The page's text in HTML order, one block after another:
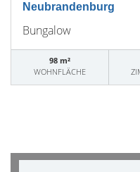
Neubrandenburg
Bungalow
98 m²
WOHNFLÄCHE